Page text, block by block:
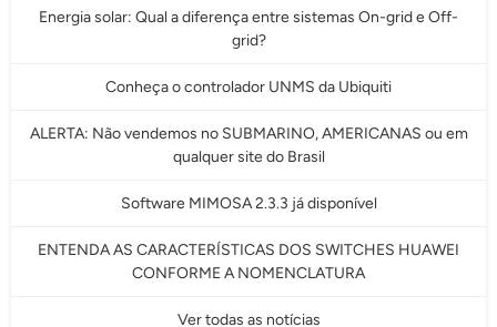
Energia solar: Qual a diferença entre sistemas On-grid e Off-
grid?
Conheça o controlador UNMS da Ubiquiti
ALERTA: Não vendemos no SUBMARINO, AMERICANAS ou em
qualquer site do Brasil
Software MIMOSA 2.3.3 já disponível
ENTENDA AS CARACTERÍSTICAS DOS SWITCHES HUAWEI
CONFORME A NOMENCLATURA
Ver todas as notícias